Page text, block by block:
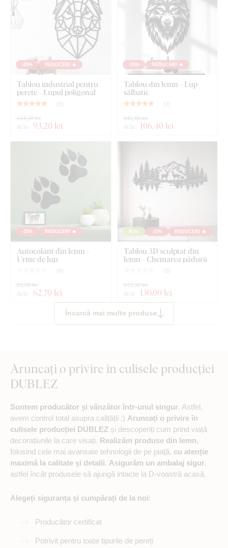
-25% REDUCERI 🔥
Tablou industrial pentru
perete - Lupul poligonal
( 5)
de la 93,20 lei
124,20 lei
-25% REDUCERI 🔥
Tablou din lemn - Lup
sălbatic
( 2)
de la 106,40 lei
141,80 lei
-25% REDUCERI 🔥
Autocolant din lemn -
Urme de lup
( 0)
de la 62,70 lei
83,50 lei
NOU -25% REDUCERI 🔥
Tablou 3D sculptat din
lemn - Chemarea pădurii
( 0)
de la 130,00 lei
173,30 lei
Încarcă mai multe produse
Aruncați o privire în culisele producției
DUBLEZ
Suntem producător și vânzător într-unul singur. Astfel,
avem control total asupra calității :) Aruncați o privire în
culisele producției DUBLEZ și descoperiți cum prind viață
decorațiunile la care visați. Realizăm produse din lemn,
folosind cele mai avansate tehnologii de pe piață, cu atenție
maximă la calitate și detalii. Asigurăm un ambalaj sigur,
astfel încât produsele să ajungă intacte la D-voastră acasă.
Alegeți siguranța și cumpărați de la noi:
Producător certificat
Potrivit pentru toate tipurile de pereți